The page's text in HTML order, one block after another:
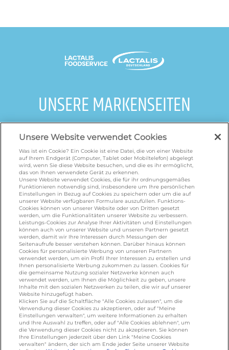
UNSERE MARKENSEITEN
salakis.de/frankenland.com
omiramilch.de/minusl.de
KONTAKT
foodservice.info@de.lactalis.com
Lactalis Deutschland GmbH - Tel: +49 (0)751
887 366 /lactalis.de
Omira Bodenseemilch GmbH - Tel: +49
(0)751 887 366 /omira.de
Unsere Website verwendet Cookies
Was ist ein Cookie? Ein Cookie ist eine Datei, die von einer Website
auf Ihrem Endgerät (Computer, Tablet oder Mobiltelefon) abgelegt
wird, wenn Sie diese Website besuchen, und die es ihr ermöglicht,
das von Ihnen verwendete Gerät zu erkennen.
Unsere Website verwendet Cookies, die für ihr ordnungsgemäßes
Funktionieren notwendig sind, insbesondere um Ihre persönlichen
Einstellungen in Bezug auf Cookies zu speichern oder um die auf
unserer Website verfügbaren Formulare auszufüllen. Funktions-
Cookies können von unserer Website oder von Dritten gesetzt
werden, um die Funktionalitäten unserer Website zu verbessern.
Leistungs-Cookies zur Analyse Ihrer Aktivitäten und Einstellungen
können auch von unserer Website und unseren Partnern gesetzt
werden, damit wir Ihre Interessen durch Messungen der
Seitenaufrufe besser verstehen können. Darüber hinaus können
Cookies für personalisierte Werbung von unseren Partnern
verwendet werden, um ein Profil Ihrer Interessen zu erstellen und
Ihnen personalisierte Werbung zukommen zu lassen. Cookies für
die gemeinsame Nutzung sozialer Netzwerke können auch
verwendet werden, um Ihnen die Möglichkeit zu geben, unsere
Inhalte mit den sozialen Netzwerken zu teilen, die wir auf unserer
Website hinzugefügt haben.
Klicken Sie auf die Schaltfläche "Alle Cookies zulassen", um die
Verwendung dieser Cookies zu akzeptieren, oder auf "Meine
Einstellungen verwalten", um weitere Informationen zu erhalten
und Ihre Auswahl zu treffen, oder auf "Alle Cookies ablehnen", um
die Verwendung dieser Cookies nicht zu akzeptieren. Sie können
Ihre Einstellungen jederzeit über den Link "Meine Cookies
verwalten" ändern, der sich am Ende jeder Seite unserer Website